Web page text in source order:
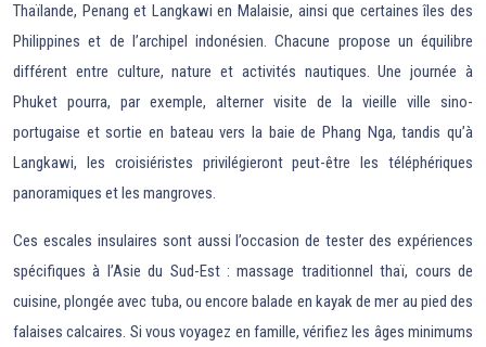
Thaïlande, Penang et Langkawi en Malaisie, ainsi que certaines îles des
Philippines et de l’archipel indonésien. Chacune propose un équilibre
différent entre culture, nature et activités nautiques. Une journée à
Phuket pourra, par exemple, alterner visite de la vieille ville sino-
portugaise et sortie en bateau vers la baie de Phang Nga, tandis qu’à
Langkawi, les croisiéristes privilégieront peut-être les téléphériques
panoramiques et les mangroves.
Ces escales insulaires sont aussi l’occasion de tester des expériences
spécifiques à l’Asie du Sud-Est : massage traditionnel thaï, cours de
cuisine, plongée avec tuba, ou encore balade en kayak de mer au pied des
falaises calcaires. Si vous voyagez en famille, vérifiez les âges minimums